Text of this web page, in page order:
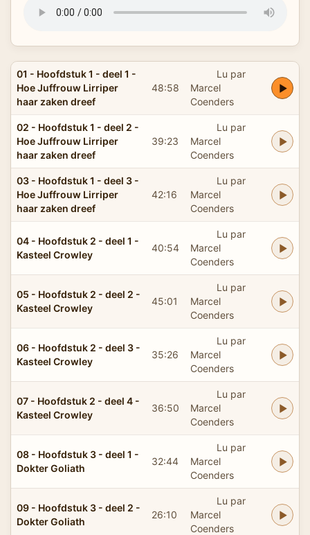
01 - Hoofdstuk 1 - deel 1 -
Hoe Juffrouw Lirriper
haar zaken dreef
48:58
Lu par
Marcel
Coenders
02 - Hoofdstuk 1 - deel 2 -
Hoe Juffrouw Lirriper
haar zaken dreef
39:23
Lu par
Marcel
Coenders
03 - Hoofdstuk 1 - deel 3 -
Hoe Juffrouw Lirriper
haar zaken dreef
42:16
Lu par
Marcel
Coenders
04 - Hoofdstuk 2 - deel 1 -
Kasteel Crowley
40:54
Lu par
Marcel
Coenders
05 - Hoofdstuk 2 - deel 2 -
Kasteel Crowley
45:01
Lu par
Marcel
Coenders
06 - Hoofdstuk 2 - deel 3 -
Kasteel Crowley
35:26
Lu par
Marcel
Coenders
07 - Hoofdstuk 2 - deel 4 -
Kasteel Crowley
36:50
Lu par
Marcel
Coenders
08 - Hoofdstuk 3 - deel 1 -
Dokter Goliath
32:44
Lu par
Marcel
Coenders
09 - Hoofdstuk 3 - deel 2 -
Dokter Goliath
26:10
Lu par
Marcel
Coenders